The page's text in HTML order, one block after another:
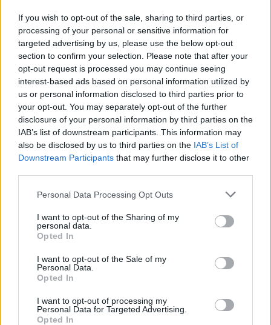
If you wish to opt-out of the sale, sharing to third parties, or
processing of your personal or sensitive information for
targeted advertising by us, please use the below opt-out
section to confirm your selection. Please note that after your
opt-out request is processed you may continue seeing
interest-based ads based on personal information utilized by
us or personal information disclosed to third parties prior to
your opt-out. You may separately opt-out of the further
disclosure of your personal information by third parties on the
IAB’s list of downstream participants. This information may
also be disclosed by us to third parties on the IAB’s List of
Downstream Participants that may further disclose it to other
Please note that this website/app uses one or more Google
not limited to your visit or usage behaviour. You may click to
grant or deny consent to Google and its third-party tags to
use your data for below specified purposes in below Google
consent section.
Personal Data Processing Opt Outs
I want to opt-out of the Sharing of my
personal data.
Opted In
I want to opt-out of the Sale of my
Personal Data.
Opted In
I want to opt-out of processing my
Personal Data for Targeted Advertising.
Opted In
Condividi l'articolo
F
a
ce
b
o
o
k
T
w
it
te
r
Pi
n
te
re
st
W
h
at
s
A
p
p
S
h
a
re
Articolo precedente
Prossimo articolo
NOTIZIE RECENTI
“Orgoglio e discrezione per visita privata̶…
Incendio nella notte a Olbia, a fuoco due furgoni
A fuoco un deposito con bombole, intervento dei
vigili del fuoco a Rudalza